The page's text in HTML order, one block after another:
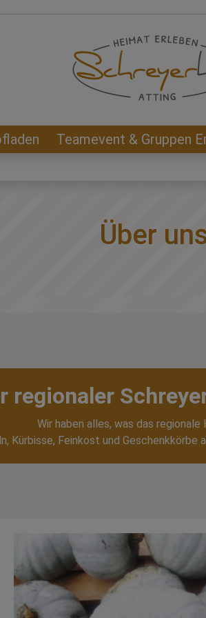
Teamevent & Gruppen
Über
regionaler
Wir haben alles, was das regionale
Kürbisse, Feinkost und Geschenkkörbe